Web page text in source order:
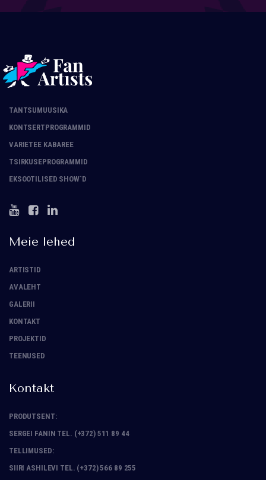
TANTSUMUUSIKA
KONTSERTPROGRAMMID
VARIETEE KABAREE
TSIRKUSEPROGRAMMID
EKSOOTILISED SHOW`D
Meie lehed
ARTISTID
AVALEHT
GALERII
KONTAKT
PROJEKTID
TEENUSED
Kontakt
PRODUTSENT:
SERGEI FANIN TEL. (+372) 511 89 44
TELLIMUSED:
SIIRI ASHILEVI TEL. (+372) 566 89 255